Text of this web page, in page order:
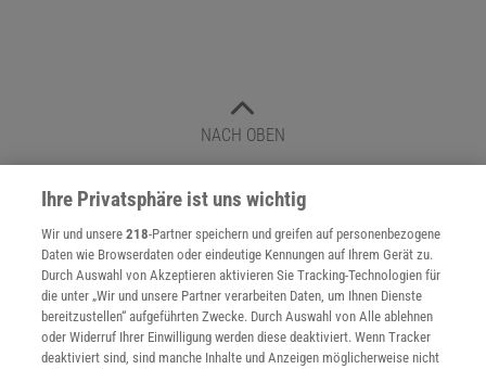
NACH OBEN
Für Sie im Spektrum-Shop und am Kiosk:
Ihre Privatsphäre ist uns wichtig
Wir und unsere218-Partner speichern und greifen auf personenbezogene
Daten wie Browserdaten oder eindeutige Kennungen auf Ihrem Gerät zu.
Durch Auswahl von Akzeptieren aktivieren Sie Tracking-Technologien für
die unter „Wir und unsere Partner verarbeiten Daten, um Ihnen Dienste
bereitzustellen“ aufgeführten Zwecke. Durch Auswahl von Alle ablehnen
oder Widerruf Ihrer Einwilligung werden diese deaktiviert. Wenn Tracker
deaktiviert sind, sind manche Inhalte und Anzeigen möglicherweise nicht